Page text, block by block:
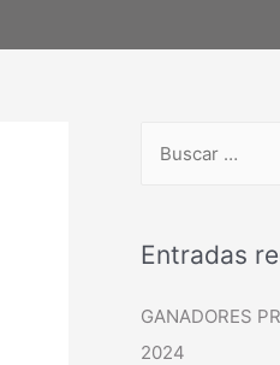
Entradas
GANADORES
2024